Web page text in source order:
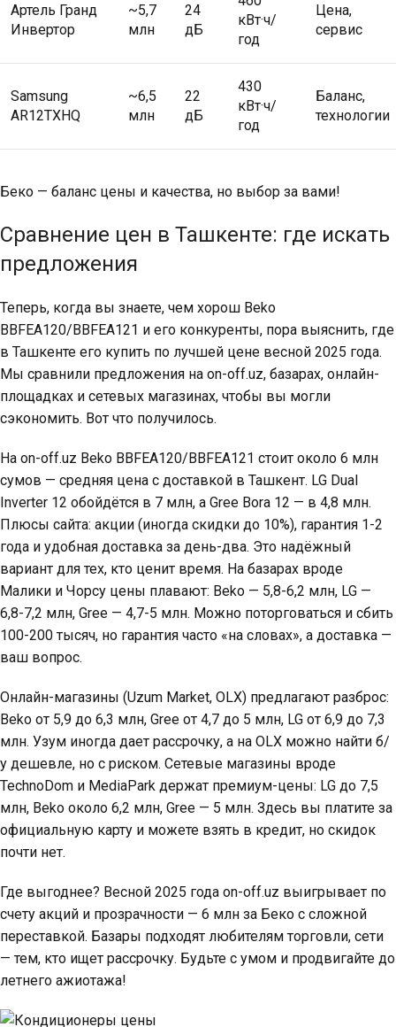
Артель Гранд
Инвертор
~5,7
млн
24
дБ
кВт·ч/
год
Цена,
сервис
Samsung
AR12TXHQ
~6,5
млн
22
дБ
430
кВт·ч/
год
Баланс,
технологии
Беко — баланс цены и качества, но выбор за вами!
Сравнение цен в Ташкенте: где искать
предложения
Теперь, когда вы знаете, чем хорош Beko
BBFEA120/BBFEA121 и его конкуренты, пора выяснить, где
в Ташкенте его купить по лучшей цене весной 2025 года.
Мы сравнили предложения на on-off.uz, базарах, онлайн-
площадках и сетевых магазинах, чтобы вы могли
сэкономить. Вот что получилось.
На on-off.uz Beko BBFEA120/BBFEA121 стоит около 6 млн
сумов — средняя цена с доставкой в ​​Ташкент. LG Dual
Inverter 12 обойдётся в 7 млн, а Gree Bora 12 — в 4,8 млн.
Плюсы сайта: акции (иногда скидки до 10%), гарантия 1-2
года и удобная доставка за день-два. Это надёжный
вариант для тех, кто ценит время. На базарах вроде
Малики и Чорсу цены плавают: Beko — 5,8-6,2 млн, LG —
6,8-7,2 млн, Gree — 4,7-5 млн. Можно поторговаться и сбить
100-200 тысяч, но гарантия часто «на словах», а доставка —
ваш вопрос.
Онлайн-магазины (Uzum Market, OLX) предлагают разброс:
Beko от 5,9 до 6,3 млн, Gree от 4,7 до 5 млн, LG от 6,9 до 7,3
млн. Узум иногда дает рассрочку, а на OLX можно найти б/
у дешевле, но с риском. Сетевые магазины вроде
TechnoDom и MediaPark держат премиум-цены: LG до 7,5
млн, Beko около 6,2 млн, Gree — 5 млн. Здесь вы платите за
официальную карту и можете взять в кредит, но скидок
почти нет.
Где выгоднее? Весной 2025 года on-off.uz выигрывает по
счету акций и прозрачности — 6 млн за Беко с сложной
переставкой. Базары подходят любителям торговли, сети
— тем, кто ищет рассрочку. Будьте с умом и продвигайте до
летнего ажиотажа!